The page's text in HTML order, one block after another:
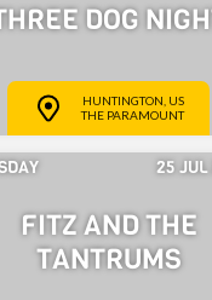
DOG
HUNTINGTON, US
THE PARAMOUNT
25
FITZ AND THE
TANTRUMS